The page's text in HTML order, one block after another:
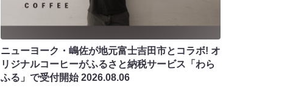
ニューヨーク・嶋佐が地元富士吉田市とコラボ! オ
リジナルコーヒーがふるさと納税サービス「わら
ふる」で受付開始2026.08.06